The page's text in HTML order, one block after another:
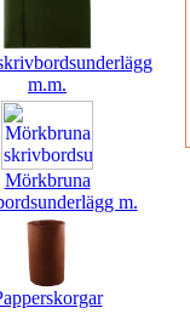
m.m.
Mörkbruna
m.